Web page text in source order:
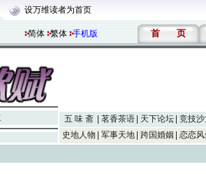
设万维读者为首页
简体 繁体 手机版 首 页
五 味 斋 茗香茶语 天下论坛 竞技沙
史地人物
军事天地 跨国婚姻 恋恋风